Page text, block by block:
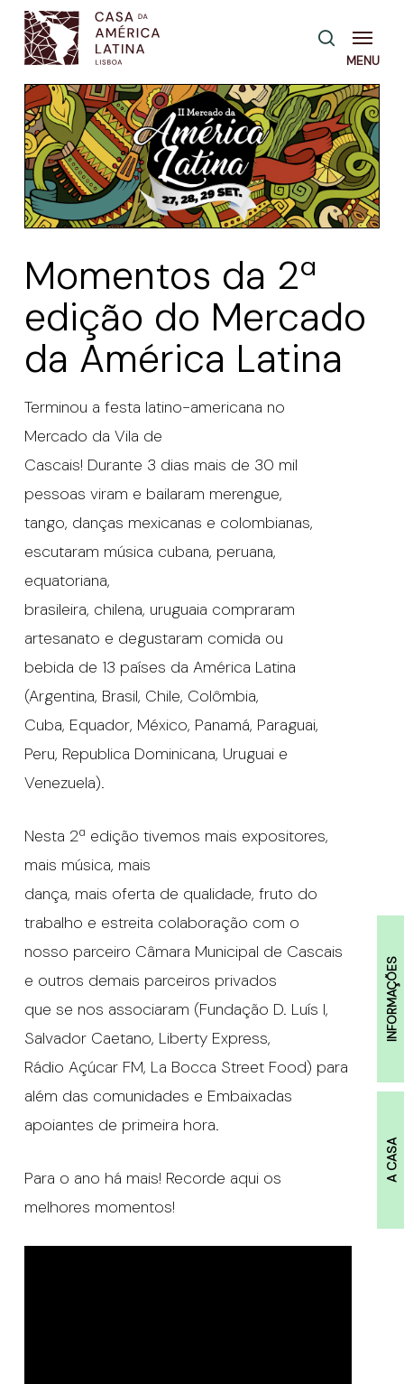
Skip
main
content
INFORMAÇÕES
A CASA
pesquisa
Menu
Momentos da 2ª
edição do Mercado
da América Latina
Terminou a festa latino-americana no
Mercado da Vila de
Cascais! Durante 3 dias mais de 30 mil
pessoas viram e bailaram merengue,
tango, danças mexicanas e colombianas,
escutaram música cubana, peruana,
equatoriana,
brasileira, chilena, uruguaia compraram
artesanato e degustaram comida ou
bebida de 13 países da América Latina
(Argentina, Brasil, Chile, Colômbia,
Cuba, Equador, México, Panamá, Paraguai,
Peru, Republica Dominicana, Uruguai e
Venezuela).
Nesta 2ª edição tivemos mais expositores,
mais música, mais
dança, mais oferta de qualidade, fruto do
trabalho e estreita colaboração com o
nosso parceiro Câmara Municipal de Cascais
e outros demais parceiros privados
que se nos associaram (Fundação D. Luís I,
Salvador Caetano, Liberty Express,
Rádio Açúcar FM, La Bocca Street Food) para
além das comunidades e Embaixadas
apoiantes de primeira hora.
Para o ano há mais! Recorde aqui os
melhores momentos!